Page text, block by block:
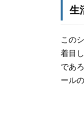
生
この
着目
であ
ール